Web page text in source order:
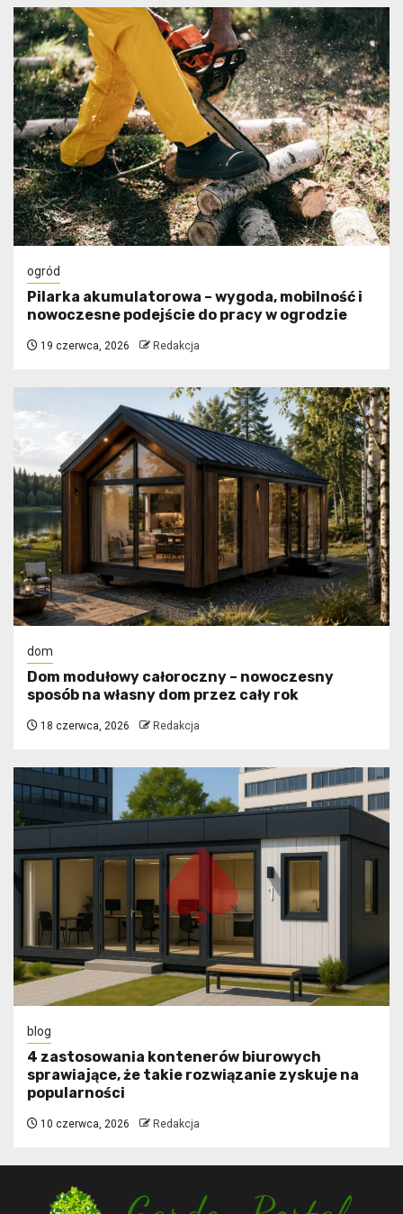
ogród
Pilarka akumulatorowa – wygoda, mobilność i
nowoczesne podejście do pracy w ogrodzie
19 czerwca, 2026 Redakcja
dom
Dom modułowy całoroczny – nowoczesny
sposób na własny dom przez cały rok
18 czerwca, 2026 Redakcja
blog
4 zastosowania kontenerów biurowych
sprawiające, że takie rozwiązanie zyskuje na
popularności
10 czerwca, 2026 Redakcja